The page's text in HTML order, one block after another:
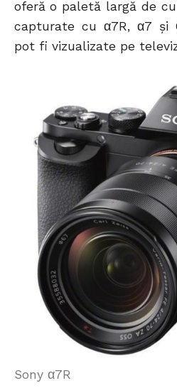
oferă o paletă largă de
capturate cu α7R, α7 și
pot fi vizualizate pe
Sony α7R